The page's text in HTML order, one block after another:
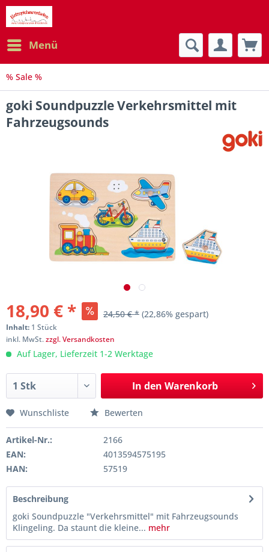
Menü
% Sale %
goki Soundpuzzle Verkehrsmittel mit
Fahrzeugsounds
18,90 € * 24,50 € * (22,86% gespart)
Inhalt: 1 Stück
inkl. MwSt.zzgl. Versandkosten
Auf Lager, Lieferzeit 1-2 Werktage
In den Warenkorb
Wunschliste Bewerten
Artikel-Nr.:
2166
EAN:
4013594575195
HAN:
57519
Beschreibung
goki Soundpuzzle "Verkehrsmittel" mit Fahrzeugsounds
Klingeling. Da staunt die kleine... mehr